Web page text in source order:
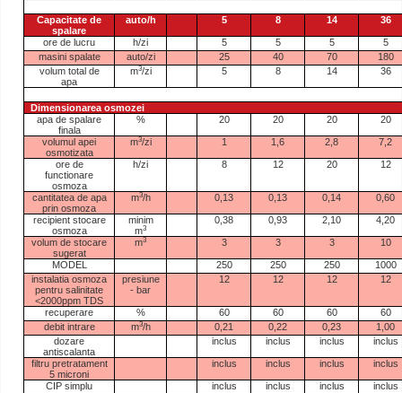
Capacitate de
spalare
auto/h 5 8 14 36
ore de lucru h/zi 5 5 5
5
masini spalate
auto/zi 25 40 70
180
volum total de
apa
m3/zi 5 8 14 36
Dimensionarea osmozei
apa de spalare
finala
% 20 20 20 20
volumul apei
osmotizata
m3/zi 1 1,6 2,8 7,2
ore de
functionare
osmoza
h/zi 8 12 20 12
cantitatea de apa
prin osmoza
m3/h 0,13 0,13 0,14 0,60
recipient stocare
osmoza
minim
m3
0,38 0,93 2,10 4,20
volum de stocare
sugerat
m3 3 3 3 10
MODEL 250 250 250
1000
instalatia osmoza
pentru salinitate
<2000ppm TDS
presiune
- bar
12 12 12 12
recuperare % 60 60 60
60
debit intrare
m3/h 0,21 0,22 0,23
1,00
dozare
antiscalanta
inclus inclus inclus inclus
filtru pretratament
5 microni
inclus inclus inclus inclus
CIP simplu inclus inclus inclus
inclus